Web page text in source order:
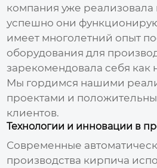
компания уже реализовала
успешно они
имеет многолетний опыт
оборудования для
зарекомендовала себя
Мы гордимся нашими
проектами и
клиентов.
Технологии и инновации в
Современные
производства кирпича